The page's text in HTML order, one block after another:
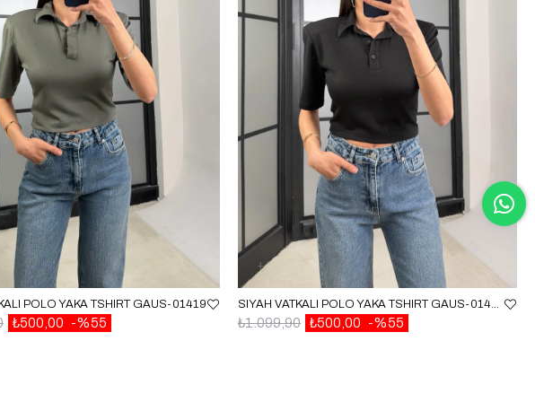
POLO YAKA TSHIRT GAUS-01419
%55
₺500,00 %55
₺500,00
₺1.099,90